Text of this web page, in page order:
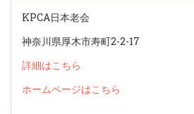
KPCA日本老会
神奈川県厚木市寿町2-2-17
詳細はこちら
ホームページはこちら